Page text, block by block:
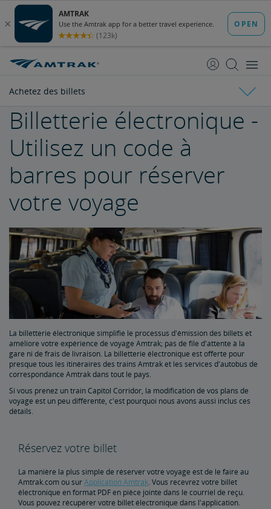
contenu
la
Achetez des billets
Achetez des billets
À propos des billets
Obtenir votre billet
Guide des tarifs
Limites de réservation
Mineur(e) non accompagné(e)
Réservations en double et réservations impossibles
À propos des horaires
Billetterie électronique -
Utilisez un code à
barres pour réserver
votre voyage
La billetterie électronique simplifie le processus d'émission des billets et
améliore votre expérience de voyage Amtrak; pas de file d'attente à la
gare ni de frais de livraison. La billetterie électronique est offerte pour
presque tous les itinéraires des trains Amtrak et les services d'autobus de
correspondance Amtrak dans tout le pays.
Si vous prenez un train Capitol Corridor, la modification de vos plans de
voyage est un peu différente, c'est pourquoi nous avons aussi inclus ces
détails.
Réservez votre billet
La manière la plus simple de réserver votre voyage est de le faire au
Amtrak.com ou surApplication Amtrak. Vous recevrez votre billet
électronique en format PDF en pièce jointe dans le courriel de reçu.
Vous pouvez récupérer votre billet électronique dans l'application.